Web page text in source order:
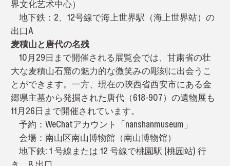
界文化艺术中心）
地下鉄：2、12号線で海上世界駅（海上世界站）の
出口A
麦積山と唐代の名残
10月29日まで開催される展覧会では、甘粛省の壮
大な麦積山石窟の魅力的な微笑みの彫刻に出会うこ
とができます。一方、現在の陝西省西安市にある金
郷県主墓から発掘された唐代（618-907）の遺物展も
11月26日まで開催されています。
予約：WeChatアカウント「nanshanmuseum」
会場：南山区南山博物館（南山博物馆）
地下鉄: 1 号線または 12 号線で桃園駅 (桃园站) 行